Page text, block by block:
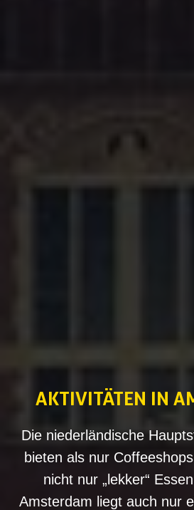
AKTIVITÄTEN ‌IN
Die niederländische
bieten als nur
nicht nur „lekker“
Amsterdam liegt auch nur